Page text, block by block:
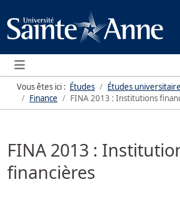
Menu
Vous êtes ici : Études Études
Finance
FINA 2013 : Institutions
FINA 2013 :
financières